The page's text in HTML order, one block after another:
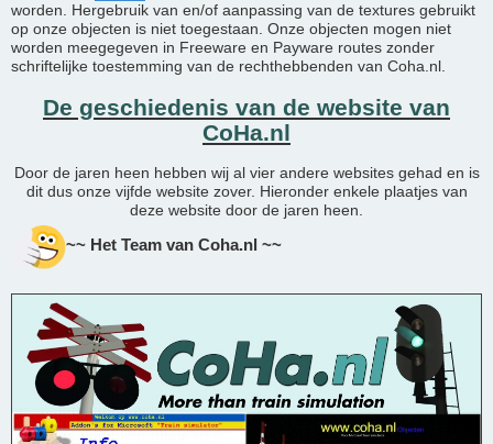
worden. Hergebruik van en/of aanpassing van de textures gebruikt
op onze objecten is niet toegestaan. Onze objecten mogen niet
worden meegegeven in Freeware en Payware routes zonder
schriftelijke toestemming van de rechthebbenden van Coha.nl.
De geschiedenis van de website van
CoHa.nl
Door de jaren heen hebben wij al vier andere websites gehad en is
dit dus onze vijfde website zover. Hieronder enkele plaatjes van
deze website door de jaren heen.
~~ Het Team van Coha.nl ~~